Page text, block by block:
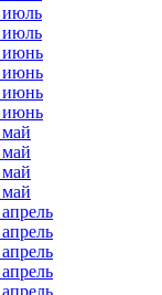
июль
июль
июнь
июнь
июнь
июнь